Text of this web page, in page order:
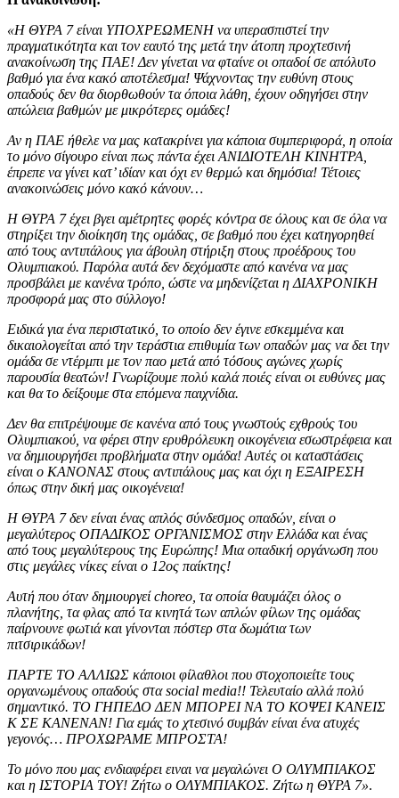
«Η ΘΥΡΑ 7 είναι ΥΠΟΧΡΕΩΜΕΝΗ να υπερασπιστεί την
πραγματικότητα και τον εαυτό της μετά την άτοπη προχτεσινή
ανακοίνωση της ΠΑΕ! Δεν γίνεται να φταίνε οι οπαδοί σε απόλυτο
βαθμό για ένα κακό αποτέλεσμα! Ψάχνοντας την ευθύνη στους
οπαδούς δεν θα διορθωθούν τα όποια λάθη, έχουν οδηγήσει στην
απώλεια βαθμών με μικρότερες ομάδες!
Αν η ΠΑΕ ήθελε να μας κατακρίνει για κάποια συμπεριφορά, η οποία
το μόνο σίγουρο είναι πως πάντα έχει ΑΝΙΔΙΟΤΕΛΗ ΚΙΝΗΤΡΑ,
έπρεπε να γίνει κατ’ ιδίαν και όχι εν θερμώ και δημόσια! Τέτοιες
ανακοινώσεις μόνο κακό κάνουν…
Η ΘΥΡΑ 7 έχει βγει αμέτρητες φορές κόντρα σε όλους και σε όλα να
στηρίξει την διοίκηση της ομάδας, σε βαθμό που έχει κατηγορηθεί
από τους αντιπάλους για άβουλη στήριξη στους προέδρους του
Ολυμπιακού. Παρόλα αυτά δεν δεχόμαστε από κανένα να μας
προσβάλει με κανένα τρόπο, ώστε να μηδενίζεται η ΔΙΑΧΡΟΝΙΚΗ
προσφορά μας στο σύλλογο!
Ειδικά για ένα περιστατικό, το οποίο δεν έγινε εσκεμμένα και
δικαιολογείται από την τεράστια επιθυμία των οπαδών μας να δει την
ομάδα σε ντέρμπι με τον παο μετά από τόσους αγώνες χωρίς
παρουσία θεατών! Γνωρίζουμε πολύ καλά ποιές είναι οι ευθύνες μας
και θα το δείξουμε στα επόμενα παιχνίδια.
Δεν θα επιτρέψουμε σε κανένα από τους γνωστούς εχθρούς του
Ολυμπιακού, να φέρει στην ερυθρόλευκη οικογένεια εσωστρέφεια και
να δημιουργήσει προβλήματα στην ομάδα! Αυτές οι καταστάσεις
είναι ο ΚΑΝΟΝΑΣ στους αντιπάλους μας και όχι η ΕΞΑΙΡΕΣΗ
όπως στην δική μας οικογένεια!
Η ΘΥΡΑ 7 δεν είναι ένας απλός σύνδεσμος οπαδών, είναι ο
μεγαλύτερος ΟΠΑΔΙΚΟΣ ΟΡΓΑΝΙΣΜΟΣ στην Ελλάδα και ένας
από τους μεγαλύτερους της Ευρώπης! Μια οπαδική οργάνωση που
στις μεγάλες νίκες είναι ο 12ος παίκτης!
Αυτή που όταν δημιουργεί choreo, τα οποία θαυμάζει όλος ο
πλανήτης, τα φλας από τα κινητά των απλών φίλων της ομάδας
παίρνουνε φωτιά και γίνονται πόστερ στα δωμάτια των
πιτσιρικάδων!
ΠΑΡΤΕ ΤΟ ΑΛΛΙΩΣ κάποιοι φίλαθλοι που στοχοποιείτε τους
οργανωμένους οπαδούς στα social media!! Τελευταίο αλλά πολύ
σημαντικό. ΤΟ ΓΗΠΕΔΟ ΔΕΝ ΜΠΟΡΕΙ ΝΑ ΤΟ ΚΟΨΕΙ ΚΑΝΕΙΣ
Κ ΣΕ ΚΑΝΕΝΑΝ! Για εμάς το χτεσινό συμβάν είναι ένα ατυχές
γεγονός… ΠΡΟΧΩΡΑΜΕ ΜΠΡΟΣΤΑ!
Το μόνο που μας ενδιαφέρει ειναι να μεγαλώνει Ο ΟΛΥΜΠΙΑΚΟΣ
και η ΙΣΤΟΡΙΑ ΤΟΥ! Ζήτω ο ΟΛΥΜΠΙΑΚΟΣ. Ζήτω η ΘΥΡΑ 7».